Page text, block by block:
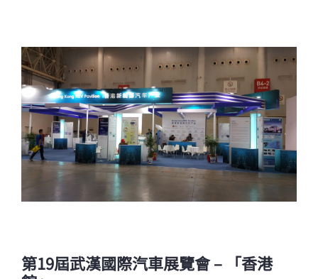
第19屆武漢國際汽車展覽會 – 「香港